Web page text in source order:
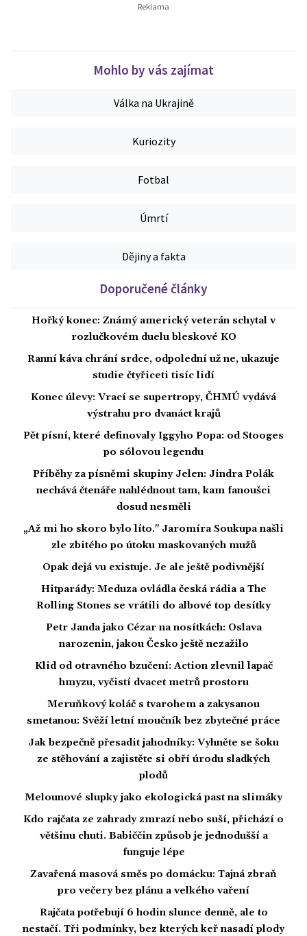
Mohlo by vás zajímat
Válka na Ukrajině
Kuriozity
Fotbal
Úmrtí
Dějiny a fakta
Doporučené články
Hořký konec: Známý americký veterán schytal v
rozlučkovém duelu bleskové KO
Ranní káva chrání srdce, odpolední už ne, ukazuje
studie čtyřiceti tisíc lidí
Konec úlevy: Vrací se supertropy, ČHMÚ vydává
výstrahu pro dvanáct krajů
Pět písní, které definovaly Iggyho Popa: od Stooges
po sólovou legendu
Příběhy za písněmi skupiny Jelen: Jindra Polák
nechává čtenáře nahlédnout tam, kam fanoušci
dosud nesměli
„Až mi ho skoro bylo líto." Jaromíra Soukupa našli
zle zbitého po útoku maskovaných mužů
Opak dejá vu existuje. Je ale ještě podivnější
Hitparády: Meduza ovládla česká rádia a The
Rolling Stones se vrátili do albové top desítky
Petr Janda jako Cézar na nosítkách: Oslava
narozenin, jakou Česko ještě nezažilo
Klid od otravného bzučení: Action zlevnil lapač
hmyzu, vyčistí dvacet metrů prostoru
Meruňkový koláč s tvarohem a zakysanou
smetanou: Svěží letní moučník bez zbytečné práce
Jak bezpečně přesadit jahodníky: Vyhněte se šoku
ze stěhování a zajistěte si obří úrodu sladkých
plodů
Melounové slupky jako ekologická past na slimáky
Kdo rajčata ze zahrady zmrazí nebo suší, přichází o
většinu chuti. Babiččin způsob je jednodušší a
funguje lépe
Zavařená masová směs po domácku: Tajná zbraň
pro večery bez plánu a velkého vaření
Rajčata potřebují 6 hodin slunce denně, ale to
nestačí. Tři podmínky, bez kterých keř nasadí plody